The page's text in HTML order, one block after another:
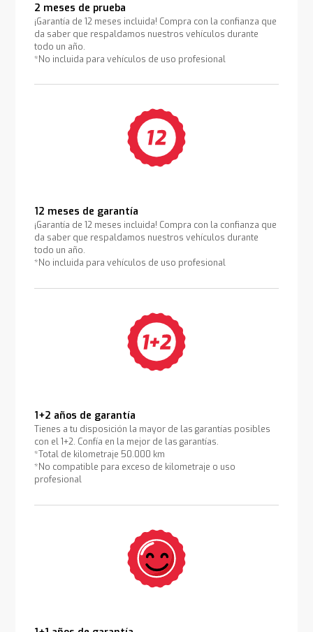
2 meses de prueba
¡Garantía de 12 meses incluida! Compra con la confianza que
da saber que respaldamos nuestros vehículos durante
todo un año.
*No incluida para vehículos de uso profesional
12 meses de garantía
¡Garantía de 12 meses incluida! Compra con la confianza que
da saber que respaldamos nuestros vehículos durante
todo un año.
*No incluida para vehículos de uso profesional
1+2 años de garantía
Tienes a tu disposición la mayor de las garantías posibles
con el 1+2. Confía en la mejor de las garantías.
*Total de kilometraje 50.000 km
*No compatible para exceso de kilometraje o uso
profesional